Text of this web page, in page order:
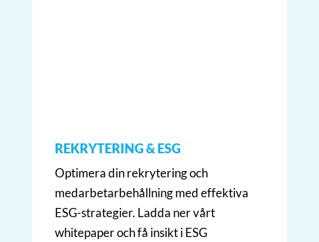
REKRYTERING & ESG
Optimera din rekrytering och
medarbetarbehållning med effektiva
ESG-strategier. Ladda ner vårt
whitepaper och få insikt i ESG